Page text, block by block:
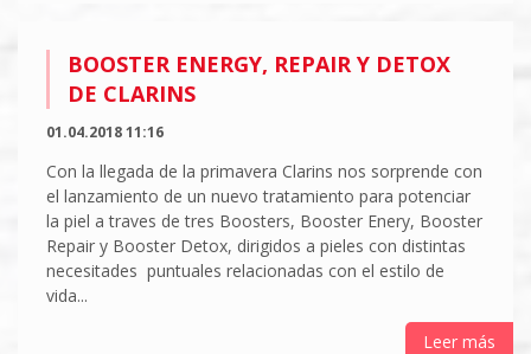
BOOSTER ENERGY, REPAIR Y DETOX
DE CLARINS
01.04.2018 11:16
Con la llegada de la primavera Clarins nos sorprende con
el lanzamiento de un nuevo tratamiento para potenciar
la piel a traves de tres Boosters, Booster Enery, Booster
Repair y Booster Detox, dirigidos a pieles con distintas
necesitades puntuales relacionadas con el estilo de
vida...
Leer más